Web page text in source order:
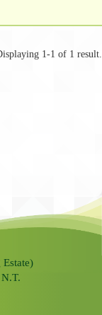
1-1 of 1 result.